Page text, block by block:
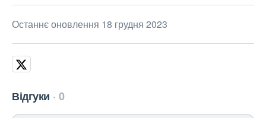
Останнє оновлення 18 грудня 2023
Відгуки 0